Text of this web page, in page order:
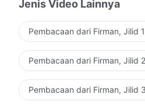
pekerjaan yang paling
dengan selera manusia,
rusak dan bejat. Hal ini
yang dapat selamatkan
Jenis Video Lainnya
Pembacaan dari Firman, Jilid
Pembacaan dari Firman, Jilid
Pembacaan dari Firman, Jilid